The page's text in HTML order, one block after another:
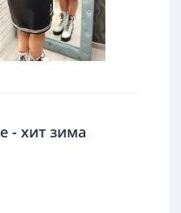
- хит зима